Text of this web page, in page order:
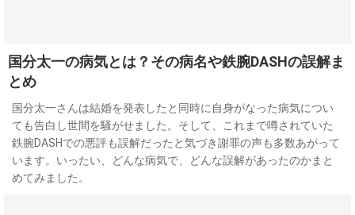
国分太一の病気とは？その病名や鉄腕DASHの誤解ま
とめ
国分太一さんは結婚を発表したと同時に自身がなった病気につい
ても告白し世間を騒がせました。そして、これまで噂されていた
鉄腕DASHでの悪評も誤解だったと気づき謝罪の声も多数あがって
います。いったい、どんな病気で、どんな誤解があったのかまと
めてみました。